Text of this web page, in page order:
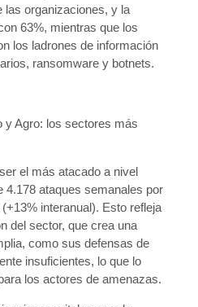
las organizaciones, y la
63%, mientras que los
los ladrones de información
ransomware y botnets.
y Agro: los sectores más
el más atacado a nivel
4.178 ataques semanales por
interanual). Esto refleja
del sector, que crea una
como sus defensas de
insuficientes, lo que lo
los actores de amenazas.